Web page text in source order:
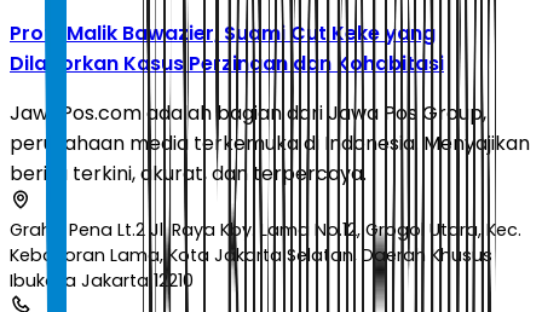
Profil Malik Bawazier, Suami Cut Keke yang
Dilaporkan Kasus Perzinaan dan Kohabitasi
JawaPos.com adalah bagian dari Jawa Pos Group,
perusahaan media terkemuka di Indonesia. Menyajikan
berita terkini, akurat, dan terpercaya.
Graha Pena Lt.2 Jl. Raya Kby. Lama No.12, Grogol Utara, Kec.
Kebayoran Lama, Kota Jakarta Selatan, Daerah Khusus
Ibukota Jakarta 12210